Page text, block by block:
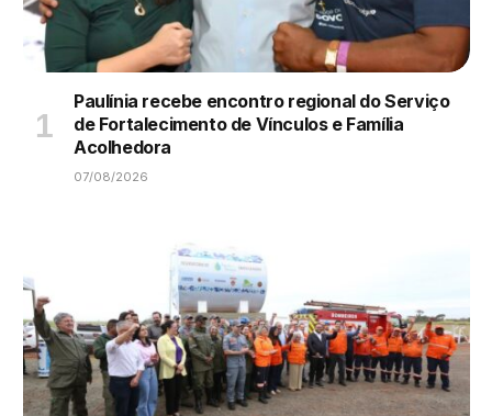
Paulínia recebe encontro regional do Serviço
de Fortalecimento de Vínculos e Família
Acolhedora
07/08/2026